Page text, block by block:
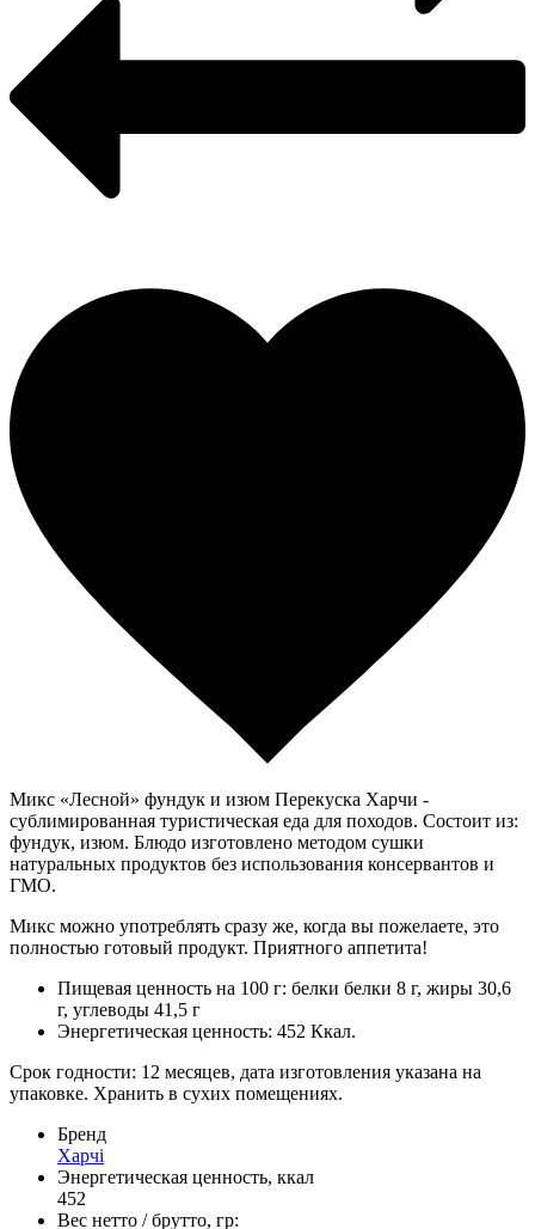
Микс «Лесной» фундук и изюм Перекуска Харчи -
сублимированная туристическая еда для походов. Состоит из:
фундук, изюм. Блюдо изготовлено методом сушки
натуральных продуктов без использования консервантов и
ГМО.
Микс можно употреблять сразу же, когда вы пожелаете, это
полностью готовый продукт. Приятного аппетита!
Пищевая ценность на 100 г: белки белки 8 г, жиры 30,6
г, углеводы 41,5 г
Энергетическая ценность: 452 Ккaл.
Срок годности: 12 месяцев, дата изготовления указана на
упаковке. Хранить в сухих помещениях.
Бренд
Харчі
Энергетическая ценность, ккал
452
Вес нетто / брутто, гр: